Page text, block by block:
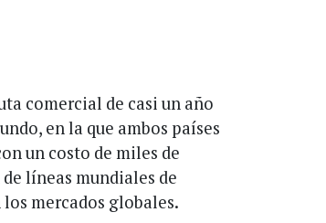
comercial de casi un año
en la que ambos países
un costo de miles de
líneas mundiales de
mercados globales.